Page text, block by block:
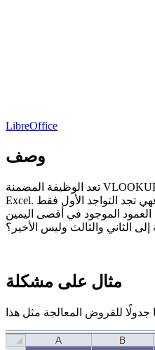
LibreOffice
وصف
تعد الوظيفة المضمنة VLOOKUP واحدة من أقوى الوظائف في
Excel. لكن لديها عيبًا واحدًا مهمًا - فهي تجد التواجد الأول فقط
الموجود في أقصى اليمين
الثاني والثالث وليس الأخير؟
مثال على مشكلة